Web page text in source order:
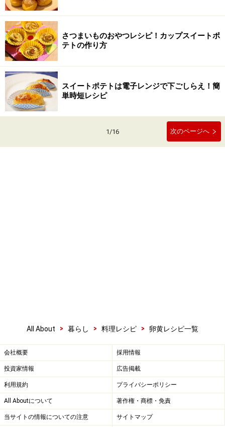
さつまいものおやつレシピ！カップスイートポ
テトの作り方
スイートポテトは電子レンジで下ごしらえ！簡
単時短レシピ
1/16 次のページへ
All About > 暮らし > 料理レシピ > 卵黄レシピ一覧
会社概要 採用情報
投資家情報 広告掲載
利用規約 プライバシーポリシー
All Aboutについて 著作権・商標・免責
当サイトの情報についての注意 サイトマップ